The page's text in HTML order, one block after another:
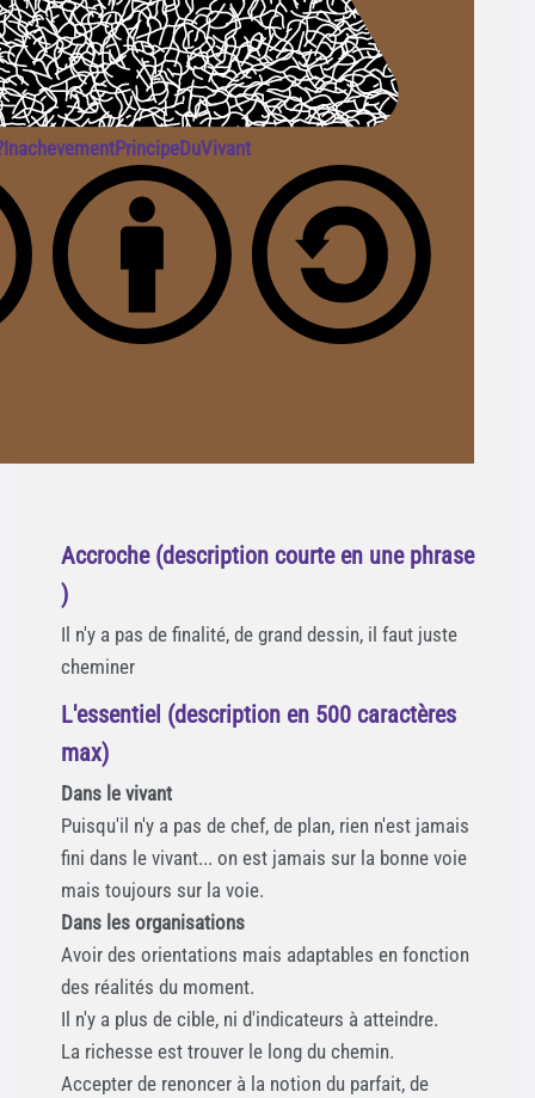
Accroche (description courte en une phrase
)
Il n'y a pas de finalité, de grand dessin, il faut juste
cheminer
L'essentiel (description en 500 caractères
max)
Dans le vivant
Puisqu'il n'y a pas de chef, de plan, rien n'est jamais
fini dans le vivant... on est jamais sur la bonne voie
mais toujours sur la voie.
Dans les organisations
Avoir des orientations mais adaptables en fonction
des réalités du moment.
Il n'y a plus de cible, ni d'indicateurs à atteindre.
La richesse est trouver le long du chemin.
Accepter de renoncer à la notion du parfait, de